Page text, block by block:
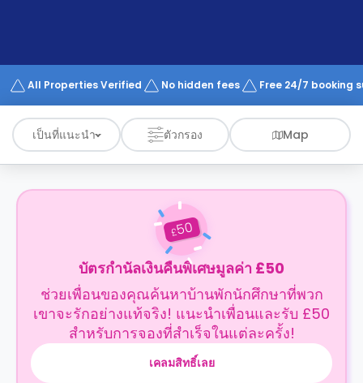
Works
All Properties Verified No hidden fees Free 24/7 booking
เป็นที่แนะนำ ตัวกรอง Map
£50
บัตรกำนัลเงินคืนพิเศษมูลค่า £50
ช่วยเพื่อนของคุณค้นหาบ้านพักนักศึกษาที่พวก
เขาจะรักอย่างแท้จริง! แนะนำเพื่อนและรับ £50
สำหรับการจองที่สำเร็จในแต่ละครั้ง!
เคลมสิทธิ์เลย